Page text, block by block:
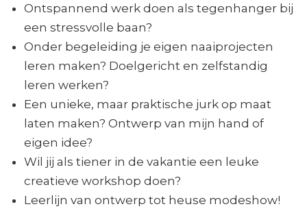
Ontspannend werk doen als tegenhanger bij
een stressvolle baan?
Onder begeleiding je eigen naaiprojecten
leren maken? Doelgericht en zelfstandig
leren werken?
Een unieke, maar praktische jurk op maat
laten maken? Ontwerp van mijn hand of
eigen idee?
Wil jij als tiener in de vakantie een leuke
creatieve workshop doen?
Leerlijn van ontwerp tot heuse modeshow!